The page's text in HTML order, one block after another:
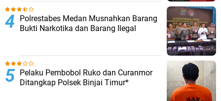
Polrestabes Medan Musnahkan Barang
Bukti Narkotika dan Barang Ilegal
Pelaku Pembobol Ruko dan Curanmor
Ditangkap Polsek Binjai Timur*